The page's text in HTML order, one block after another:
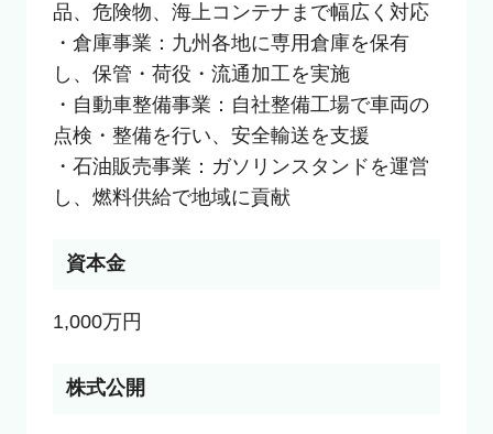
品、危険物、海上コンテナまで幅広く対応
・倉庫事業：九州各地に専用倉庫を保有
し、保管・荷役・流通加工を実施
・自動車整備事業：自社整備工場で車両の
点検・整備を行い、安全輸送を支援
・石油販売事業：ガソリンスタンドを運営
し、燃料供給で地域に貢献
資本金
1,000万円
株式公開